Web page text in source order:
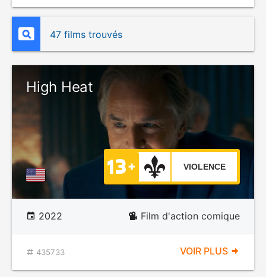
47 films trouvés
High Heat
VIOLENCE
2022 Film d'action comique
435733 VOIR PLUS